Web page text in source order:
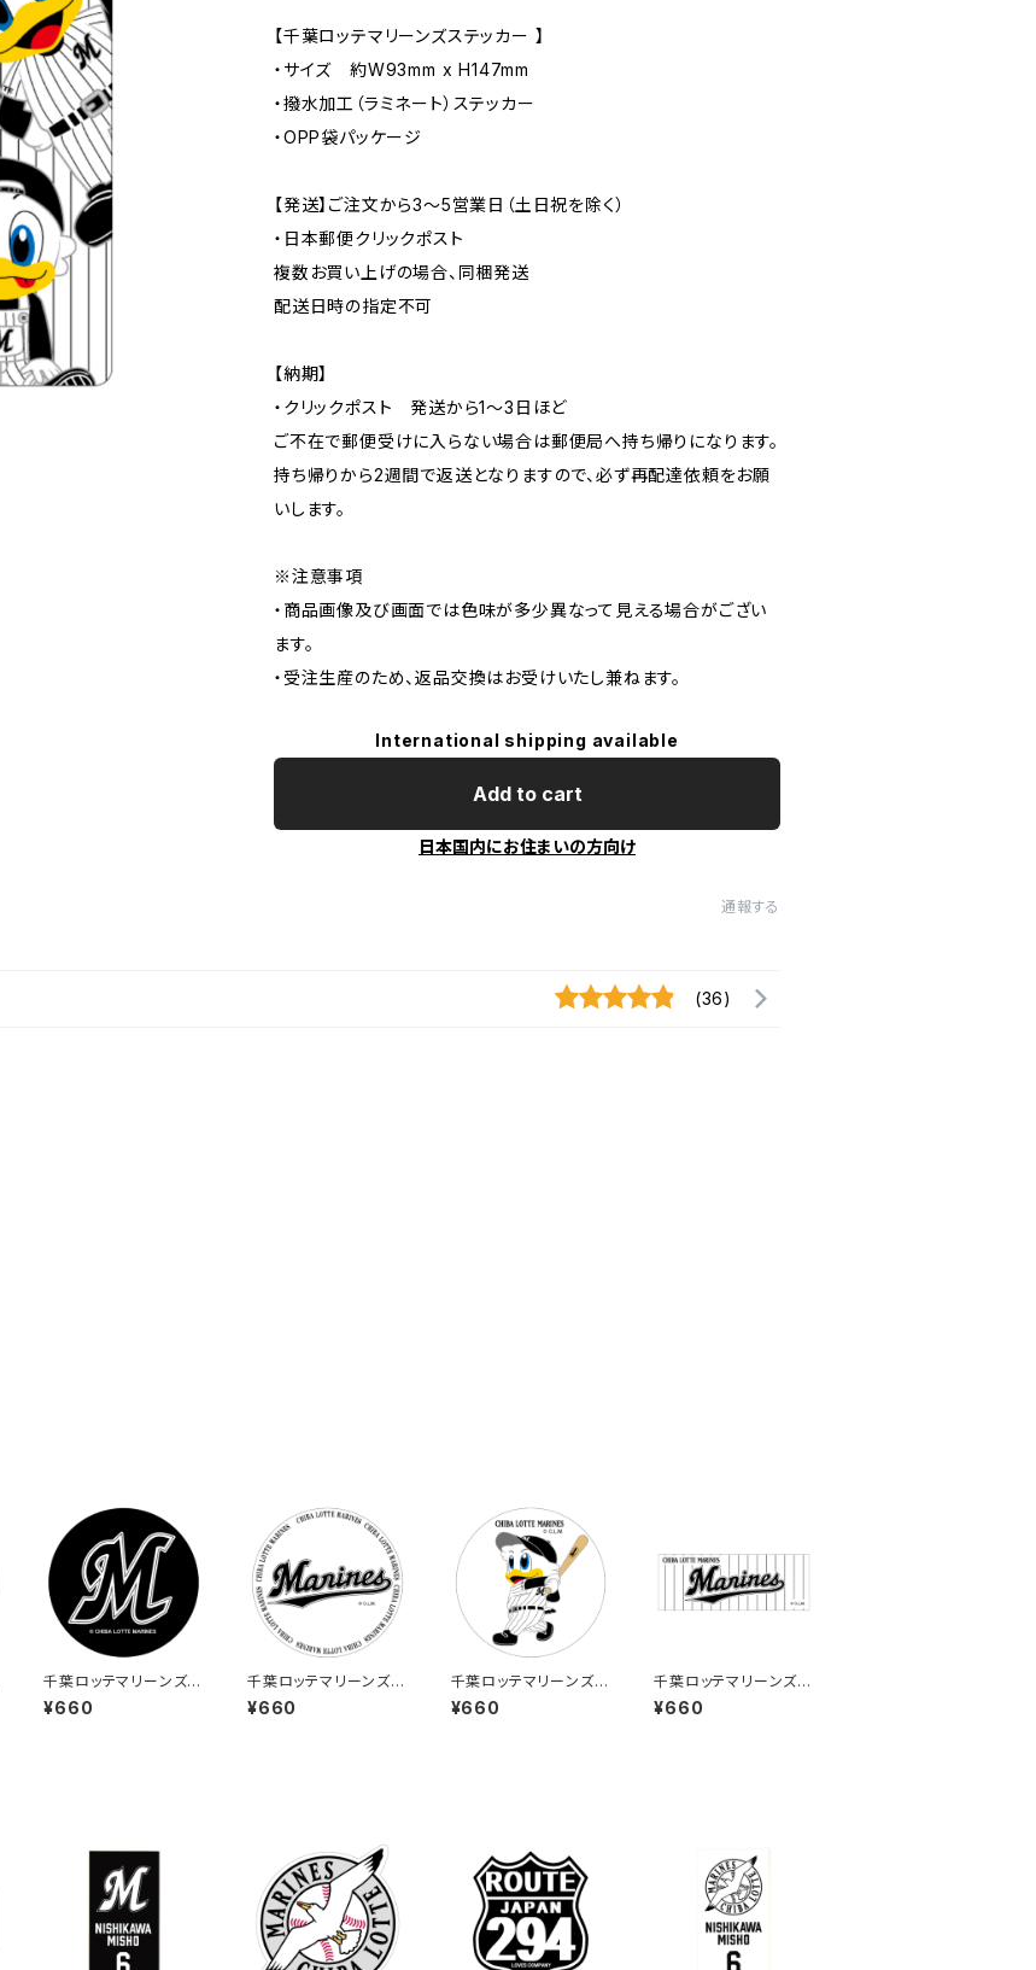
【千葉ロッテマリーンズステッカー 】
・サイズ 約W93mm x H147mm
・撥水加工（ラミネート）ステッカー
・OPP袋パッケージ
【発送】ご注文から3〜5営業日（土日祝を除く）
・日本郵便クリックポスト
複数お買い上げの場合、同梱発送
配送日時の指定不可
【納期】
・クリックポスト 発送から1〜3日ほど
ご不在で郵便受けに入らない場合は郵便局へ持ち帰りになります。
持ち帰りから2週間で返送となりますので、必ず再配達依頼をお願
いします。
※注意事項
・商品画像及び画面では色味が多少異なって見える場合がござい
ます。
・受注生産のため、返品交換はお受けいたし兼ねます。
International shipping available
Add to cart
日本国内にお住まいの方向け
通報する
(36)
千葉ロッテマリーンズス
テッカー6（大）
¥660
千葉ロッテマリーンズス
テッカー7（大）
¥660
千葉ロッテマリーンズス
テッカー8（大）
¥660
千葉ロッテマリーンズス
テッカー9（大）
¥660